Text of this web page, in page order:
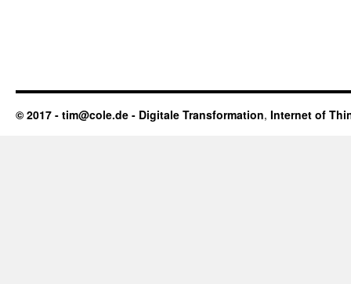
© 2017 - tim@cole.de - Digitale Transformation, Internet of